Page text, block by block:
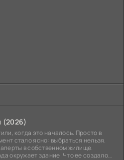
(2026)
когда это началось. Просто в
стало ясно: выбраться нельзя.
в собственном жилище.
окружает здание. Что ее создало